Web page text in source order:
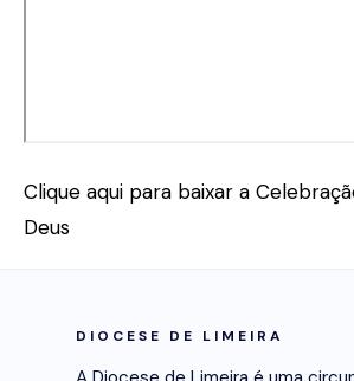
Clique aqui para baixar a
Deus
DIOCESE DE LIMEIRA